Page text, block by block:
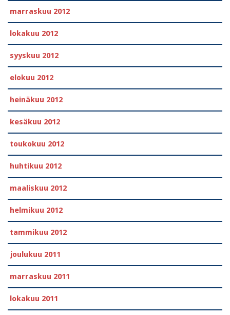
marraskuu 2012
lokakuu 2012
syyskuu 2012
elokuu 2012
heinäkuu 2012
kesäkuu 2012
toukokuu 2012
huhtikuu 2012
maaliskuu 2012
helmikuu 2012
tammikuu 2012
joulukuu 2011
marraskuu 2011
lokakuu 2011